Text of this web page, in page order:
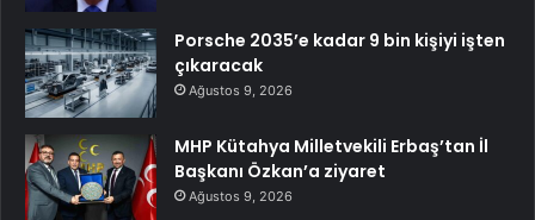
Porsche 2035’e kadar 9 bin kişiyi işten
çıkaracak
Ağustos 9, 2026
MHP Kütahya Milletvekili Erbaş’tan İl
Başkanı Özkan’a ziyaret
Ağustos 9, 2026